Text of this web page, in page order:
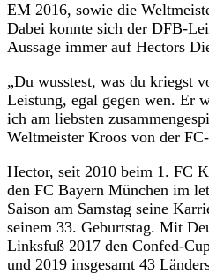
EM 2016, sowie die
Dabei konnte sich der DFB-
Aussage immer auf Hectors
„Du wusstest, was du kriegst
Leistung, egal gegen wen. Er
ich am liebsten
Weltmeister Kroos von der
Hector, seit 2010 beim 1. FC
den FC Bayern München im
Saison am Samstag seine
seinem 33. Geburtstag. Mit
Linksfuß 2017 den Confed-
und 2019 insgesamt 43